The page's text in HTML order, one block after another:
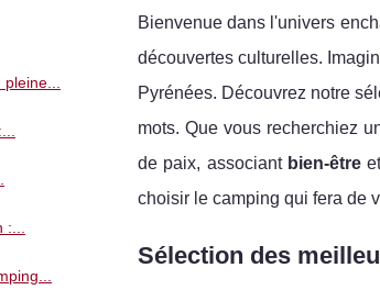
Bienvenue dans l'univers
découvertes culturelles.
Pyrénées. Découvrez notre
mots. Que vous recherchiez
de paix, associant bien-êtreet
choisir le camping qui fera de
Sélection des